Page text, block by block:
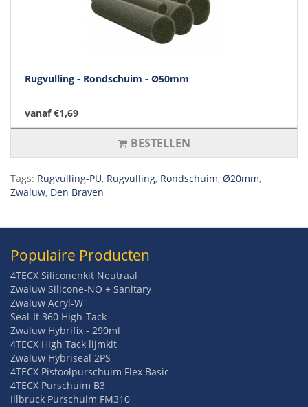
Rugvulling - Rondschuim - Ø50mm
vanaf €1,69
BESTELLEN
Tags: Rugvulling-PU, Rugvulling, Rondschuim, Ø20mm,
Zwaluw, Den Braven
Populaire Producten
4TECX Siliconenkit Neutraal
Zwaluw Silicone-NO + Sanitary
Zwaluw Acryl-W
Seal-It 360 High-Tack
Zwaluw Hybrifix - 290ml
4TECX High Tack lijmkit
Zwaluw Hybriseal 2PS
4TECX Pistoolpurschuim Flex Basic
4TECX Purschuim B3
Illbruck Purschuim FM310